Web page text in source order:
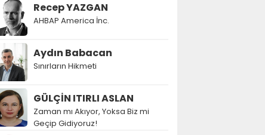
Recep YAZGAN
AHBAP America İnc.
Aydın Babacan
Sınırların Hikmeti
GÜLÇİN ITIRLI ASLAN
Zaman mı Akıyor, Yoksa Biz mi
Geçip Gidiyoruz!